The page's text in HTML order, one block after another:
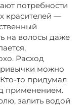
потребности
красителей —
на волосы даже
Расход
можно
то придумал
применением.
залить водой